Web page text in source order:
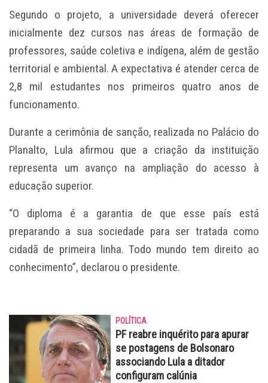
Segundo o projeto, a universidade deverá oferecer
inicialmente dez cursos nas áreas de formação de
professores, saúde coletiva e indígena, além de gestão
territorial e ambiental. A expectativa é atender cerca de
2,8 mil estudantes nos primeiros quatro anos de
funcionamento.
Durante a cerimônia de sanção, realizada no Palácio do
Planalto, Lula afirmou que a criação da instituição
representa um avanço na ampliação do acesso à
educação superior.
“O diploma é a garantia de que esse país está
preparando a sua sociedade para ser tratada como
cidadã de primeira linha. Todo mundo tem direito ao
conhecimento”, declarou o presidente.
POLÍTICA
PF reabre inquérito para apurar
se postagens de Bolsonaro
associando Lula a ditador
configuram calúnia